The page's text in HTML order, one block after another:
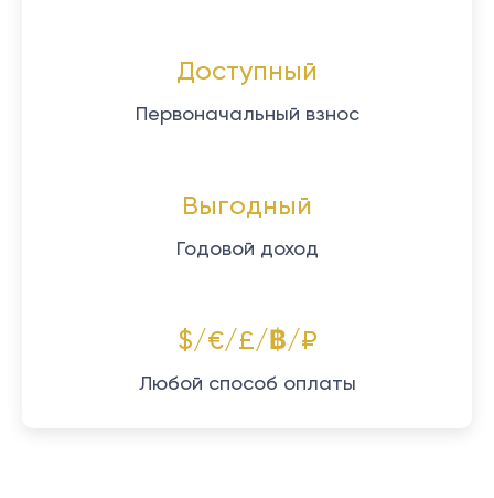
Доступный
Первоначальный взнос
Выгодный
Годовой доход
$/€/£/฿/₽
Любой способ оплаты